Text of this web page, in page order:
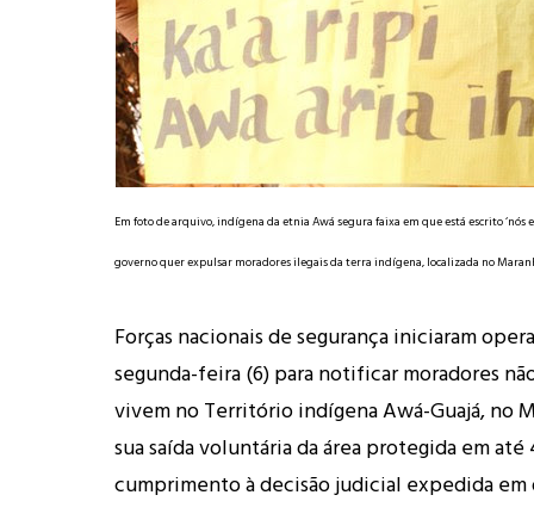
Em foto de arquivo, indígena da etnia Awá segura faixa em que está escrito
governo quer expulsar moradores ilegais da terra indígena, localizada no
Forças nacionais de segurança iniciaram
segunda-feira (6) para notificar moradores
vivem no Território indígena Awá-Guajá, no
sua saída voluntária da área protegida em até
cumprimento à decisão judicial expedida